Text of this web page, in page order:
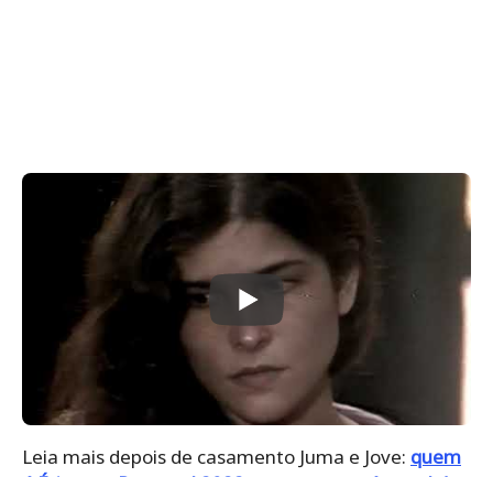
Leia mais depois de casamento Juma e Jove: quem